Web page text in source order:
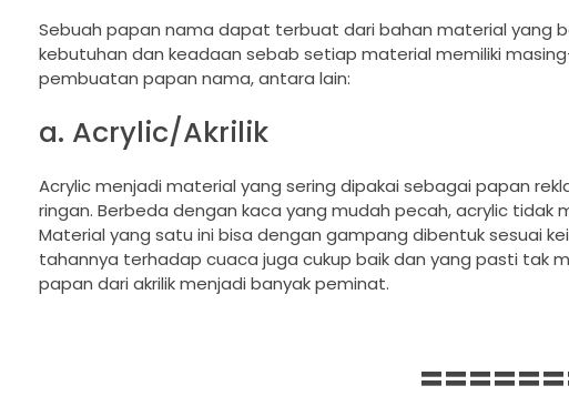
Sebuah papan nama dapat terbuat dari bahan material yang
kebutuhan dan keadaan sebab setiap material memiliki
pembuatan papan nama, antara lain:
a. Acrylic/Akrilik
Acrylic menjadi material yang sering dipakai sebagai papan
ringan. Berbeda dengan kaca yang mudah pecah, acrylic
Material yang satu ini bisa dengan gampang dibentuk sesuai
tahannya terhadap cuaca juga cukup baik dan yang pasti tak
papan dari akrilik menjadi banyak peminat.